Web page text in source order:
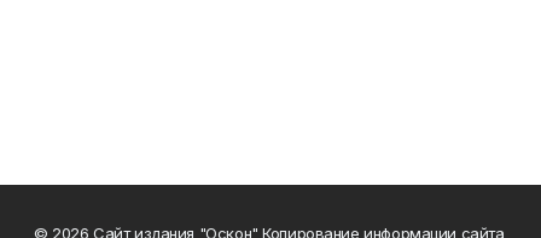
© 2026 Сайт издания "Оскон" Копирование информации сайта